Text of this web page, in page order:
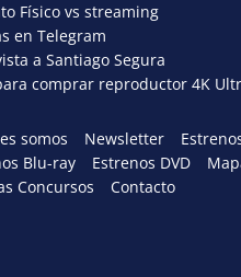
Físico vs streaming
en Telegram
a Santiago Segura
comprar reproductor 4K
somos Newsletter
Blu-ray
Estrenos DVD
Concursos
Contacto